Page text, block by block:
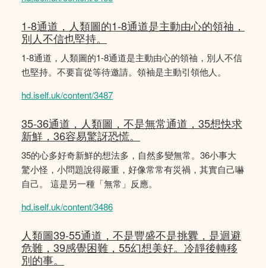
1-8通道，人類圖的1-8通道是主動由心的領䄂，
別人不信也堅持。
1-8通道，人類圖的1-8通道是主動由心的領䄂，別人不信
也堅持。不要盲從等待邀請。領袖是主動引領他人。
hd.iself.uk/content/3487
35-36通道，人類圖，不是無常通道，35想快求
新鮮，36容易驚訝恐慌。
35的心多好奇新鮮的想法多，自然多變無常。36小事大
驚小怪，小問題說得嚴重，好像常常有災禍，其實自己嚇
自己。 這是另一種「無常」反應。
hd.iself.uk/content/3486
人類圖39-55通道，不是豐盛不是挑釁，是迴避
危難，39感覺困難，55幻想美好。冷靜後轉移
別的事。